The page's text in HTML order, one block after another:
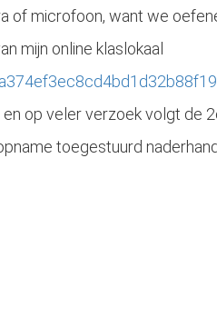
of microfoon, want we
mijn online klaslokaal
op veler verzoek volgt de
toegestuurd